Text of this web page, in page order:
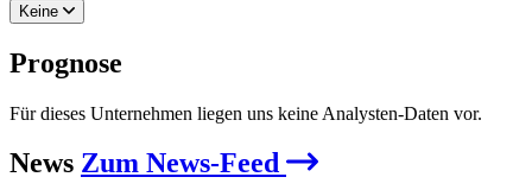
Keine
Prognose
Für dieses Unternehmen liegen uns keine Analysten-Daten vor.
News Zum News-Feed